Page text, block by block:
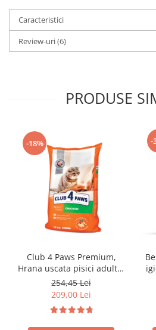
Caracteristici
Review-uri(6)
PRODUSE
-18%
Club 4 Paws Premium,
Hrana uscata pisici adulte,
cu Pui 14kg
254,45 Lei
209,00 Lei
-